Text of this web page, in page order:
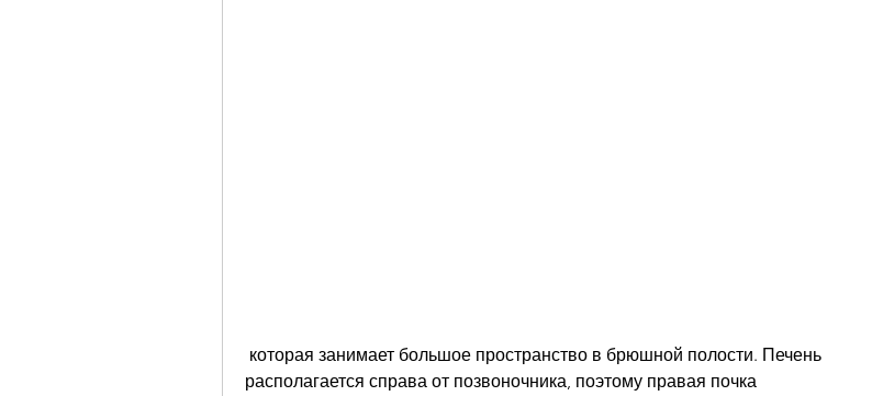
располагается справа от позвоночника, поэтому правая почка